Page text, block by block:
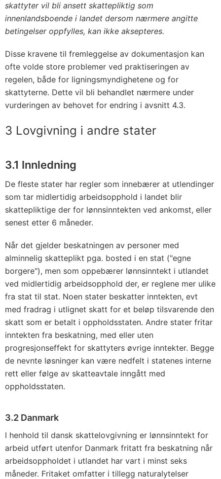
skattyter vil bli ansett skattepliktig som
innenlandsboende i landet dersom nærmere angitte
betingelser oppfylles, kan ikke aksepteres.
Disse kravene til fremleggelse av dokumentasjon kan
ofte volde store problemer ved praktiseringen av
regelen, både for ligningsmyndighetene og for
skattyterne. Dette vil bli behandlet nærmere under
vurderingen av behovet for endring i avsnitt 4.3.
3 Lovgivning i andre stater
3.1 Innledning
De fleste stater har regler som innebærer at utlendinger
som tar midlertidig arbeidsopphold i landet blir
skattepliktige der for lønnsinntekten ved ankomst, eller
senest etter 6 måneder.
Når det gjelder beskatningen av personer med
alminnelig skatteplikt pga. bosted i en stat ("egne
borgere"), men som oppebærer lønnsinntekt i utlandet
ved midlertidig arbeidsopphold der, er reglene mer ulike
fra stat til stat. Noen stater beskatter inntekten, evt
med fradrag i utlignet skatt for et beløp tilsvarende den
skatt som er betalt i oppholdsstaten. Andre stater fritar
inntekten fra beskatning, med eller uten
progresjonseffekt for skattyters øvrige inntekter. Begge
de nevnte løsninger kan være nedfelt i statenes interne
rett eller følge av skatteavtale inngått med
oppholdsstaten.
3.2 Danmark
I henhold til dansk skattelovgivning er lønnsinntekt for
arbeid utført utenfor Danmark fritatt fra beskatning når
arbeidsoppholdet i utlandet har vart i minst seks
måneder. Fritaket omfatter i tillegg naturalytelser